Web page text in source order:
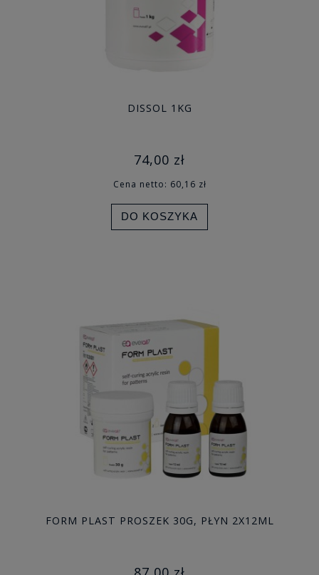
DISSOL 1KG
74,00 zł
Cena netto: 60,16 zł
DO KOSZYKA
FORM PLAST PROSZEK 30G, PŁYN 2X12ML